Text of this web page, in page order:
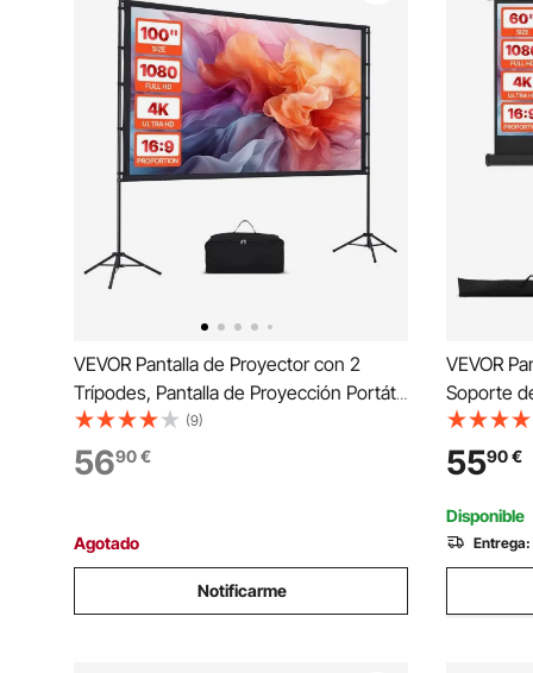
VEVOR Pantalla de Proyector con 2
Trípodes, Pantalla de Proyección Portátil
Antiarruga de 254 cm con Ángulo
Amplio de 160° y Bolsa de Transporte
16:9 4K HD para Presentaciones de
(9)
5690€
Agotado
Notificarme
VEVOR
Soporte
Trípode y
Amplio de
5590€
Disponible
Entrega: